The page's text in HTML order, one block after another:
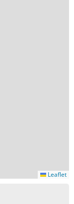
Leaflet